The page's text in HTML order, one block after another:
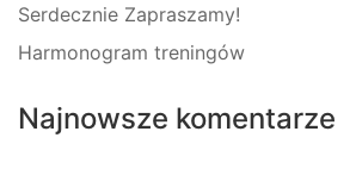
Serdecznie Zapraszamy!
Harmonogram treningów
Najnowsze komentarze